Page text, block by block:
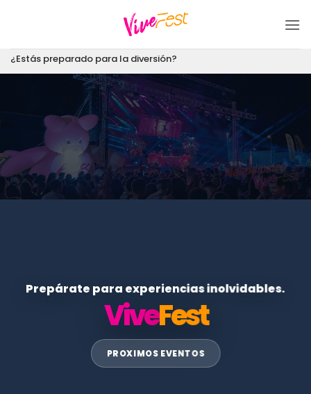
¿Estás preparado para la diversión?
Prepárate para experiencias inolvidables.
ViveFest
PROXIMOS EVENTOS